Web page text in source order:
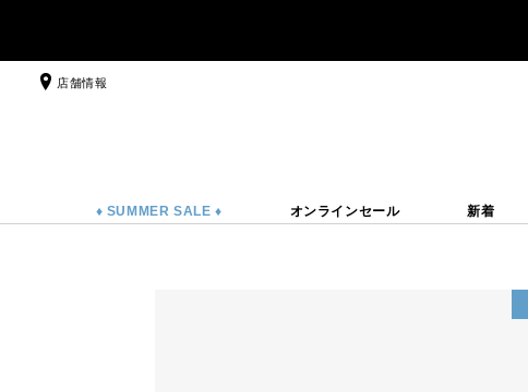
店舗情報
♦ SUMMER SALE ♦ オンラインセール 新着